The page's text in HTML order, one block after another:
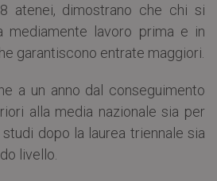
atenei, dimostrano che chi si
mediamente lavoro prima e in
garantiscono entrate maggiori.
a un anno dal conseguimento
alla media nazionale sia per
dopo la laurea triennale sia
livello.